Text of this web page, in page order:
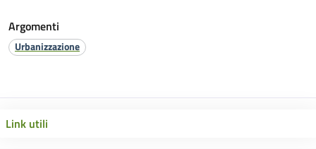
Argomenti
Urbanizzazione
Link utili